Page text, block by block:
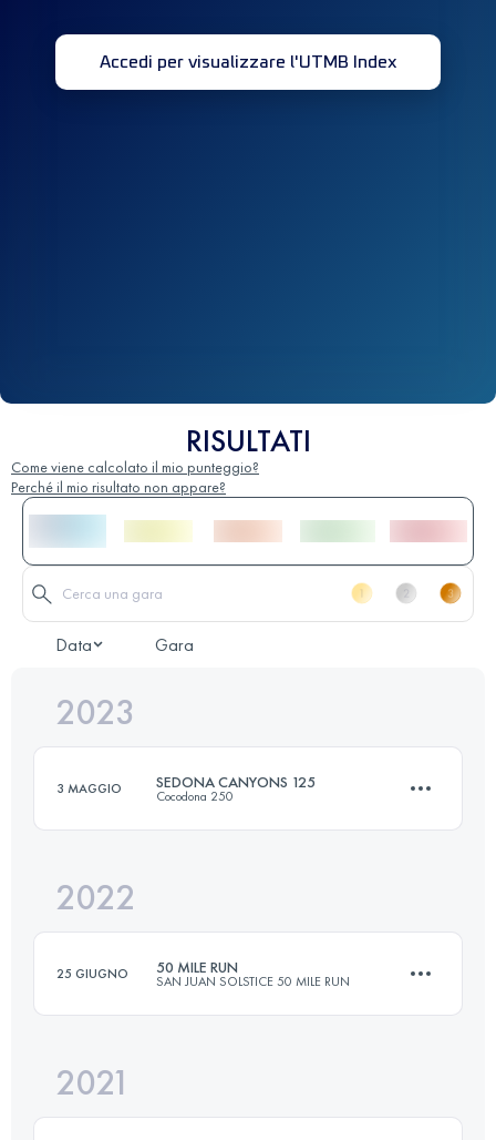
Accedi per visualizzare l'UTMB Index
RISULTATI
Come viene calcolato il mio punteggio?
Perché il mio risultato non appare?
Data Gara
2023
3 MAGGIO SEDONA CANYONS 125
Cocodona 250
Accedi per visualizzare l'UTMB Index
2022
25 GIUGNO 50 MILE RUN
SAN JUAN SOLSTICE 50 MILE RUN
2021